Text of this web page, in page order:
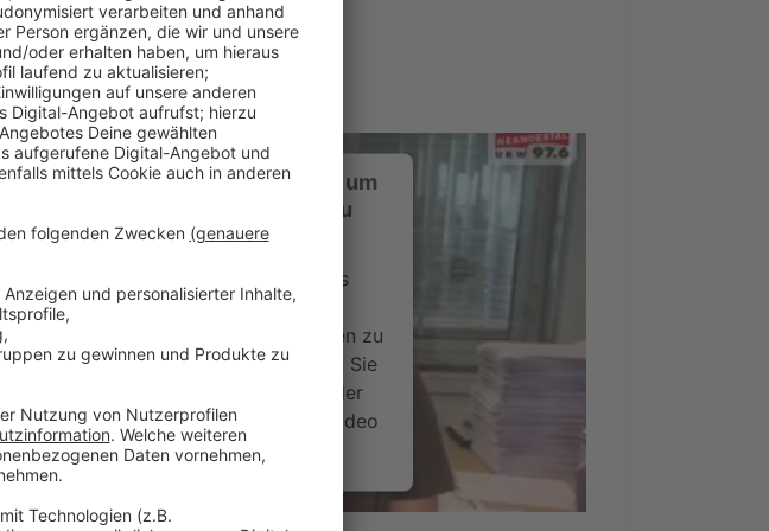
Wir benötigen Ihre Zustimmung, um
den YouTube Video-Service zu
laden!
Wir verwenden einen Service eines
Drittanbieters, um Videoinhalte
einzubetten. Dieser Service kann Daten zu
Ihren Aktivitäten sammeln. Bitte lesen Sie
die Details durch und stimmen Sie der
Nutzung des Service zu, um dieses Video
anzusehen.